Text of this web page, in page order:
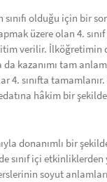
sınıfı olduğu için bir
üzere olan 4.
verilir. İlköğretimin
kazanımı tam
4. sınıfta tamamlanır.
hâkim bir şekilde
donanımlı bir
sınıf içi etkinliklerden
soyut